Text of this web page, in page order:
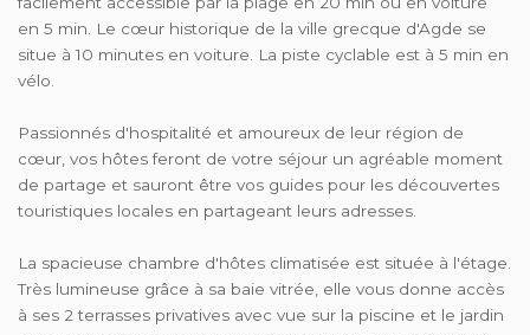
en 5 min. Le cœur historique de la ville grecque d'Agde se
situe à 10 minutes en voiture. La piste cyclable est à 5 min en
vélo.
Passionnés d'hospitalité et amoureux de leur région de
cœur, vos hôtes feront de votre séjour un agréable moment
de partage et sauront être vos guides pour les découvertes
touristiques locales en partageant leurs adresses.
La spacieuse chambre d'hôtes climatisée est située à l'étage.
Très lumineuse grâce à sa baie vitrée, elle vous donne accès
à ses 2 terrasses privatives avec vue sur la piscine et le jardin